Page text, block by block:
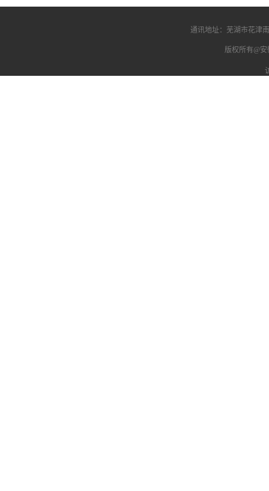
通讯地址：芜湖市花津
版权所有@